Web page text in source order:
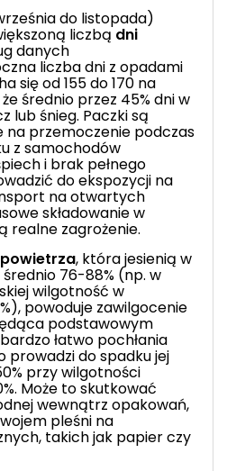
do listopada)
liczbą dni
danych
liczba dni z opadami
się od 155 do 170 na
średnio przez 45% dni w
lub śnieg. Paczki są
na przemoczenie podczas
z samochodów
i brak pełnego
do ekspozycji na
na otwartych
składowanie w
realne zagrożenie.
, która jesienią w
76-88% (np. w
wilgotność w
powoduje zawilgocenie
podstawowym
łatwo pochłania
prowadzi do spadku jej
przy wilgotności
Może to skutkować
wewnątrz opakowań,
pleśni na
takich jak papier czy